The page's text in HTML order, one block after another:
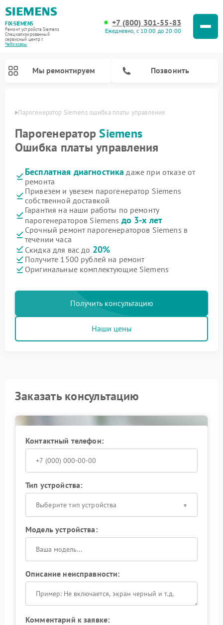
FIX-SIEMENS
Ремонт устройств Siemens
Специализированный
cервисный центр г.
Чебоксары
+7 (800) 301-55-83
Ежедневно, с 10:00 до 20:00
Мы ремонтируем Позвонить
Парогенератор Siemens ошибка платы управления
ПарогенераторSiemens
Ошибка платы управления
Бесплатная диагностика даже при отказе от
ремонта
Привезем и увезем парогенератор Siemens
собственной доставкой
Гарантия на наши работы по ремонту
парогенераторов Siemens до 3-х лет
Срочный ремонт парогенераторов Siemens в
течении часа
Скидка для вас до 20%
Получите 1500 рублей на ремонт
Оригинальные комплектующие Siemens
Получить консультацию
Наши цены
Заказать консультацию
Контактный телефон:
Тип устройства:
Выберите тип устройства
Модель устройства:
Описание неисправности:
Комментарий к заявке: